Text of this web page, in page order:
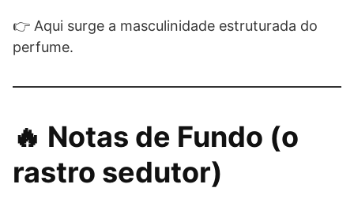
👉 Aqui surge a masculinidade estruturada do
perfume.
🔥 Notas de Fundo (o
rastro sedutor)